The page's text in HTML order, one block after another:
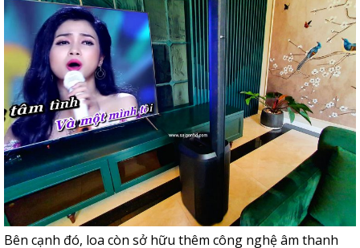
Bên cạnh đó, loa còn sở hữu thêm công nghệ âm thanh